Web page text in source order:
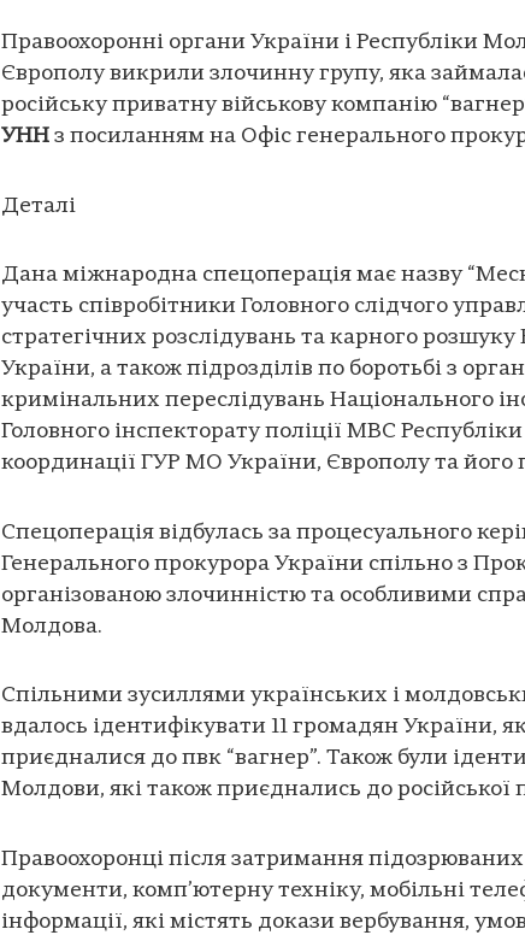
Правоохоронні органи України і Республіки
Європолу викрили злочинну групу, яка
російську приватну військову компанію
УНН з посиланням на Офіс генерального
Деталі
Дана міжнародна спецоперація має назву
участь співробітники Головного слідчого
стратегічних розслідувань та карного розшуку
України, а також підрозділів по боротьбі з
кримінальних переслідувань Національного
Головного інспекторату поліції МВС
координації ГУР МО України, Європолу та його
Спецоперація відбулась за процесуального
Генерального прокурора України спільно з
організованою злочинністю та особливими
Молдова.
Спільними зусиллями українських і
вдалось ідентифікувати 11 громадян України,
приєдналися до пвк “вагнер”. Також були
Молдови, які також приєднались до російської
Правоохоронці після затримання
документи, комп’ютерну техніку, мобільні
інформації, які містять докази вербування,